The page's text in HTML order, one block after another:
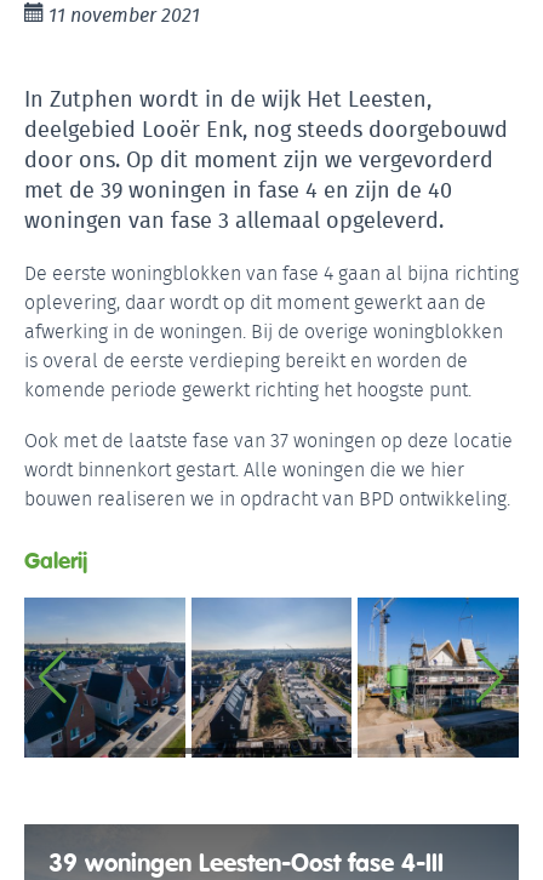
11 november 2021
In Zutphen wordt in de wijk Het Leesten,
deelgebied Looër Enk, nog steeds doorgebouwd
door ons. Op dit moment zijn we vergevorderd
met de 39 woningen in fase 4 en zijn de 40
woningen van fase 3 allemaal opgeleverd.
De eerste woningblokken van fase 4 gaan al bijna richting
oplevering, daar wordt op dit moment gewerkt aan de
afwerking in de woningen. Bij de overige woningblokken
is overal de eerste verdieping bereikt en worden de
komende periode gewerkt richting het hoogste punt.
Ook met de laatste fase van 37 woningen op deze locatie
wordt binnenkort gestart. Alle woningen die we hier
bouwen realiseren we in opdracht van BPD ontwikkeling.
Galerij
39 woningen Leesten-Oost fase 4-III